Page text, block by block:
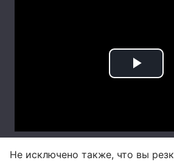
Не исключено также, что вы